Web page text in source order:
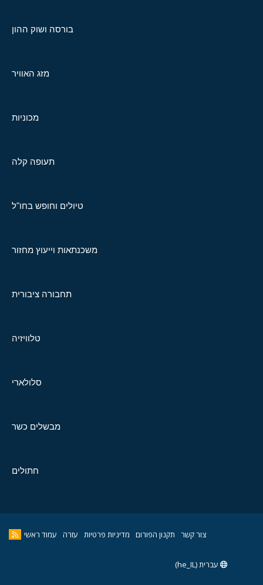
בורסה ושוק ההון
מזג האוויר
מכוניות
תעופה קלה
טיולים וחופש בחו"ל
משכנתאות וייעוץ מחזור
תחבורה ציבורית
טלוויזיה
סלולארי
מבשלים כשר
חתולים
צור קשר תקנון הפורום מדיניות פרטיות עזרה עמוד ראשי
עברית (he_IL)